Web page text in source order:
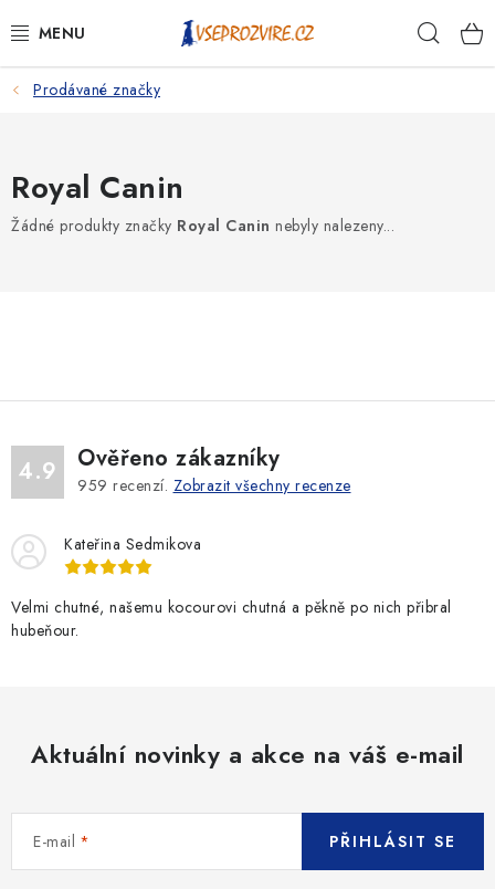
na
PSI
KONĚ
SLEVY
ZNAČKY
Ceník dopravy Kontakty
Obchodní podmínky
Prodávané značky
Royal Canin
Žádné produkty značky Royal Canin nebyly nalezeny...
4.9 Ověřeno zákazníky
959 recenzí. Zobrazit všechny recenze
Kateřina Sedmikova
Velmi chutné, našemu kocourovi chutná a pěkně po nich přibral
hubeňour.
Aktuální novinky a akce na váš e-mail
E-mail PŘIHLÁSIT SE